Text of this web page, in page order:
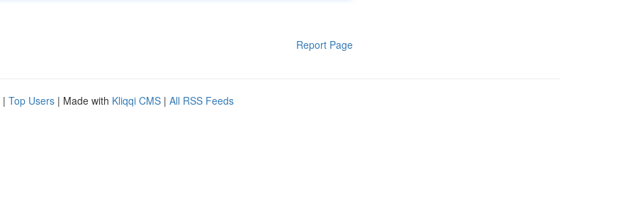
Report Page
| Top Users | Made with Kliqqi CMS | All RSS Feeds